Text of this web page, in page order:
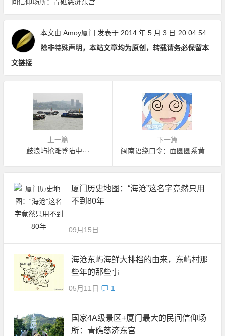
本文由 Amoy厦门 发表于 2014 年 5 月 3 日 20:04:54
除非特殊声明，本站文章均为原创，转载请务必保留本
文链接
上一篇
鼓浪屿抢滩登陆中···
下一篇
闽南语绕口令：面圆圆系黄姨姨
厦门历史地图：“海沧”这名字竟然只用
不到80年
09月15日
海沧东屿海鲜大排档的由来，东屿村那
些年的那些事
05月11日 1
国家4A级景区+厦门最大的民间信仰场
所：青礁慈济东宫